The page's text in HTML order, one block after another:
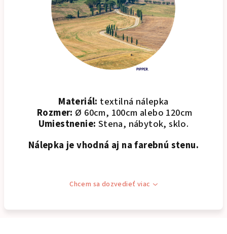
Materiál: textilná nálepka
Rozmer: Ø 60cm, 100cm alebo 120cm
Umiestnenie: Stena, nábytok, sklo.
Nálepka je vhodná aj na farebnú stenu.
Chcem sa dozvedieť viac